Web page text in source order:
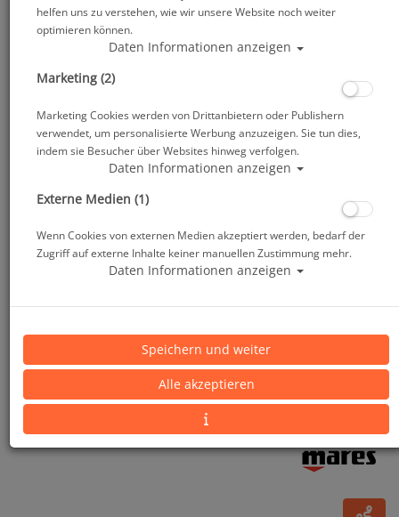
Mares Neoprenoverall Pioneer 7 Herren - Gr. S4
(52) #
Artikelnr.: mar-412346master
helfen uns zu verstehen, wie wir unsere Website noch weiter
optimieren können.
Daten Informationen anzeigen
Marketing (2)
Marketing Cookies werden von Drittanbietern oder Publishern
verwendet, um personalisierte Werbung anzuzeigen. Sie tun dies,
indem sie Besucher über Websites hinweg verfolgen.
Daten Informationen anzeigen
Externe Medien (1)
Wenn Cookies von externen Medien akzeptiert werden, bedarf der
Zugriff auf externe Inhalte keiner manuellen Zustimmung mehr.
Daten Informationen anzeigen
Speichern und weiter
Alle akzeptieren